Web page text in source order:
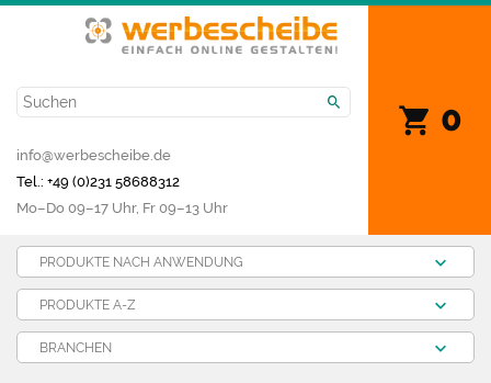
0
info@werbescheibe.de
Tel.: +49 (0)231 58688312
Mo­–Do 09–17 Uhr, Fr 09–13 Uhr
PRODUKTE NACH ANWENDUNG
PRODUKTE A-Z
BRANCHEN